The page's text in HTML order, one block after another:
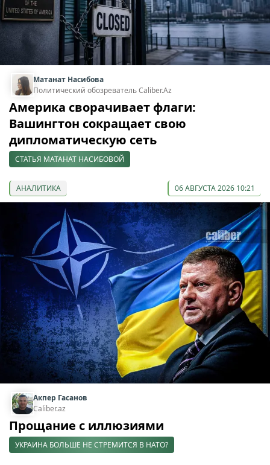
Матанат Насибова
Политический обозреватель Caliber.Az
Америка сворачивает флаги:
Вашингтон сокращает свою
дипломатическую сеть
СТАТЬЯ МАТАНАТ НАСИБОВОЙ
АНАЛИТИКА 06 АВГУСТА 2026 10:21
Акпер Гасанов
Caliber.az
Прощание с иллюзиями
УКРАИНА БОЛЬШЕ НЕ СТРЕМИТСЯ В НАТО?